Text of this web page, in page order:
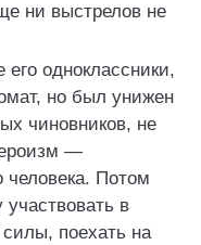
ни выстрелов не
одноклассники,
но был унижен
чиновников, не
—
человека. Потом
в
поехать на